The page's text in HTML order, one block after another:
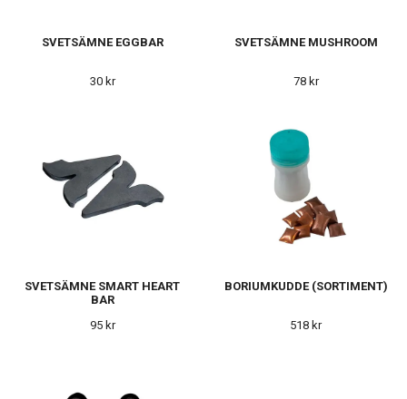
SVETSÄMNE EGGBAR
30 kr
SVETSÄMNE MUSHROOM
78 kr
SVETSÄMNE SMART HEART
BAR
95 kr
BORIUMKUDDE (SORTIMENT)
518 kr